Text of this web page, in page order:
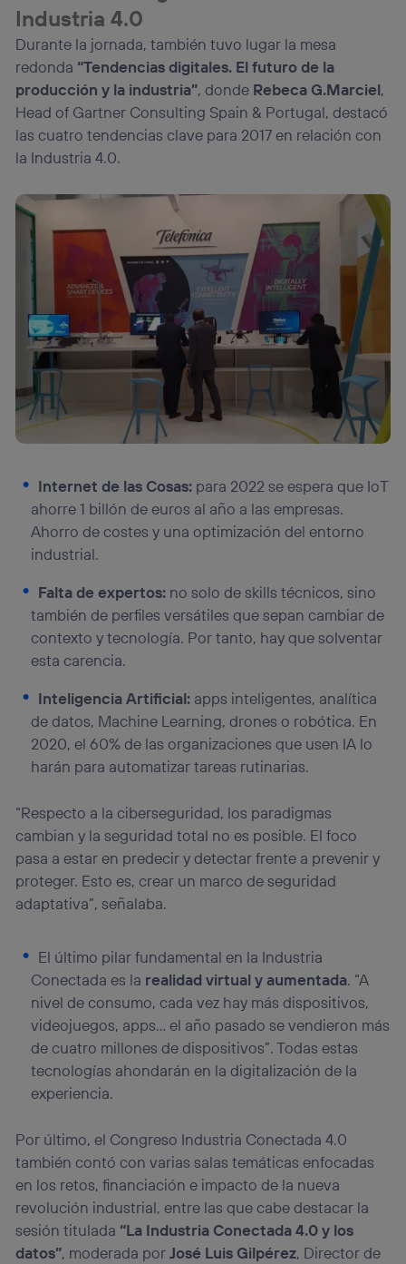
Industria 4.0
Durante la jornada, también tuvo lugar la mesa
redonda “Tendencias digitales. El futuro de la
producción y la industria”, donde Rebeca G.Marciel,
Head of Gartner Consulting Spain & Portugal, destacó
las cuatro tendencias clave para 2017 en relación con
la Industria 4.0.
Internet de las Cosas: para 2022 se espera que IoT
ahorre 1 billón de euros al año a las empresas.
Ahorro de costes y una optimización del entorno
industrial.
Falta de expertos: no solo de skills técnicos, sino
también de perfiles versátiles que sepan cambiar de
contexto y tecnología. Por tanto, hay que solventar
esta carencia.
Inteligencia Artificial: apps inteligentes, analítica
de datos, Machine Learning, drones o robótica. En
2020, el 60% de las organizaciones que usen IA lo
harán para automatizar tareas rutinarias.
“Respecto a la ciberseguridad, los paradigmas
cambian y la seguridad total no es posible. El foco
pasa a estar en predecir y detectar frente a prevenir y
proteger. Esto es, crear un marco de seguridad
adaptativa”, señalaba.
El último pilar fundamental en la Industria
Conectada es la realidad virtual y aumentada. “A
nivel de consumo, cada vez hay más dispositivos,
videojuegos, apps… el año pasado se vendieron más
de cuatro millones de dispositivos”. Todas estas
tecnologías ahondarán en la digitalización de la
experiencia.
Por último, el Congreso Industria Conectada 4.0
también contó con varias salas temáticas enfocadas
en los retos, financiación e impacto de la nueva
revolución industrial, entre las que cabe destacar la
sesión titulada “La Industria Conectada 4.0 y los
datos”, moderada porJosé Luis Gilpérez, Director de